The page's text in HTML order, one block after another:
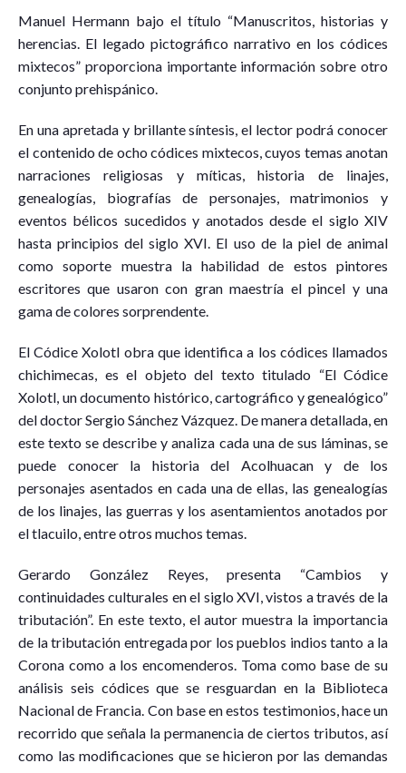
Manuel Hermann bajo el título “Manuscritos, historias y
herencias. El legado pictográfico narrativo en los códices
mixtecos” proporciona importante información sobre otro
conjunto prehispánico.
En una apretada y brillante síntesis, el lector podrá conocer
el contenido de ocho códices mixtecos, cuyos temas anotan
narraciones religiosas y míticas, historia de linajes,
genealogías, biografías de personajes, matrimonios y
eventos bélicos sucedidos y anotados desde el siglo XIV
hasta principios del siglo XVI. El uso de la piel de animal
como soporte muestra la habilidad de estos pintores
escritores que usaron con gran maestría el pincel y una
gama de colores sorprendente.
El Códice Xolotl obra que identifica a los códices llamados
chichimecas, es el objeto del texto titulado “El Códice
Xolotl, un documento histórico, cartográfico y genealógico”
del doctor Sergio Sánchez Vázquez. De manera detallada, en
este texto se describe y analiza cada una de sus láminas, se
puede conocer la historia del Acolhuacan y de los
personajes asentados en cada una de ellas, las genealogías
de los linajes, las guerras y los asentamientos anotados por
el tlacuilo, entre otros muchos temas.
Gerardo González Reyes, presenta “Cambios y
continuidades culturales en el siglo XVI, vistos a través de la
tributación”. En este texto, el autor muestra la importancia
de la tributación entregada por los pueblos indios tanto a la
Corona como a los encomenderos. Toma como base de su
análisis seis códices que se resguardan en la Biblioteca
Nacional de Francia. Con base en estos testimonios, hace un
recorrido que señala la permanencia de ciertos tributos, así
como las modificaciones que se hicieron por las demandas